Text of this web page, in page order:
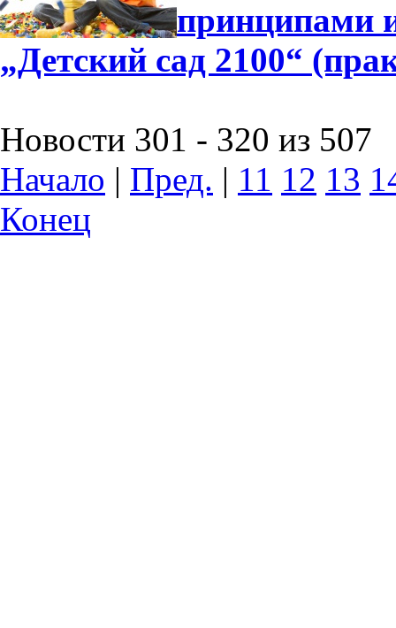
принципами
„Детский сад 2100“
Новости 301 - 320 из 507
Начало | Пред. | 11 12 13
Конец